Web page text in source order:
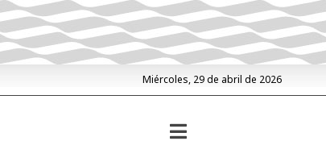
Miércoles, 29 de abril de 2026